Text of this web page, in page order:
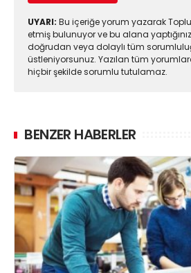
UYARI: Bu içeriğe yorum yazarak
etmiş bulunuyor ve bu alana
doğrudan veya dolaylı tüm
üstleniyorsunuz. Yazılan tüm
hiçbir şekilde sorumlu tutulamaz.
BENZER HABERLER